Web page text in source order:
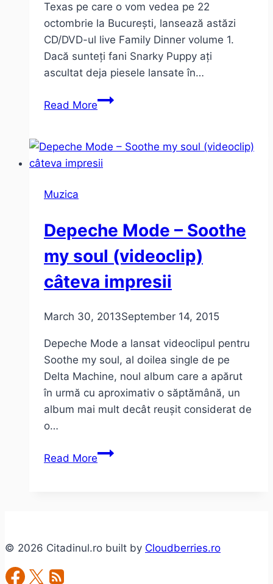
Texas pe care o vom vedea pe 22
octombrie la București, lansează astăzi
CD/DVD-ul live Family Dinner volume 1.
Dacă sunteți fani Snarky Puppy ați
ascultat deja piesele lansate în…
Read MoreSnarky
lansat
Family
(album
live)
Muzica
Depeche Mode – Soothe
my soul (videoclip)
câteva impresii
March 30, 2013September 14, 2015
Depeche Mode a lansat videoclipul pentru
Soothe my soul, al doilea single de pe
Delta Machine, noul album care a apărut
în urmă cu aproximativ o săptămână, un
album mai mult decât reușit considerat de
o…
Read MoreDepeche
(videoclip)
© 2026 Citadinul.ro built by Cloudberries.ro